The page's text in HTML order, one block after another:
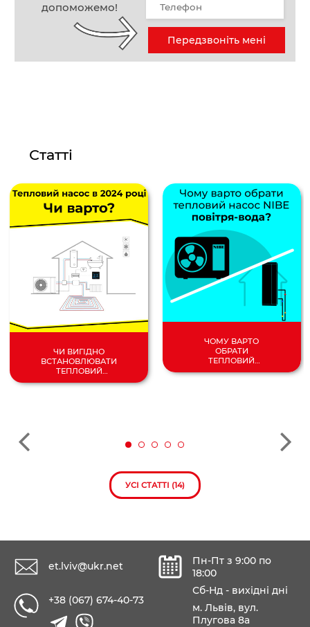
допоможемо!
Передзвоніть мені
Статті
ЧИ ВИГІДНО
ВСТАНОВЛЮВАТИ
ТЕПЛОВИЙ
НАСОС У 2024
ЧОМУ ВАРТО
ОБРАТИ
ТЕПЛОВИЙ
НАСОС
УСІ СТАТТІ (14)
et.lviv@ukr.net
+38 (067) 674-40-73
Пн-Пт з 9:00 по
18:00
Сб-Нд - вихідні дні
м. Львів, вул.
Плугова 8а